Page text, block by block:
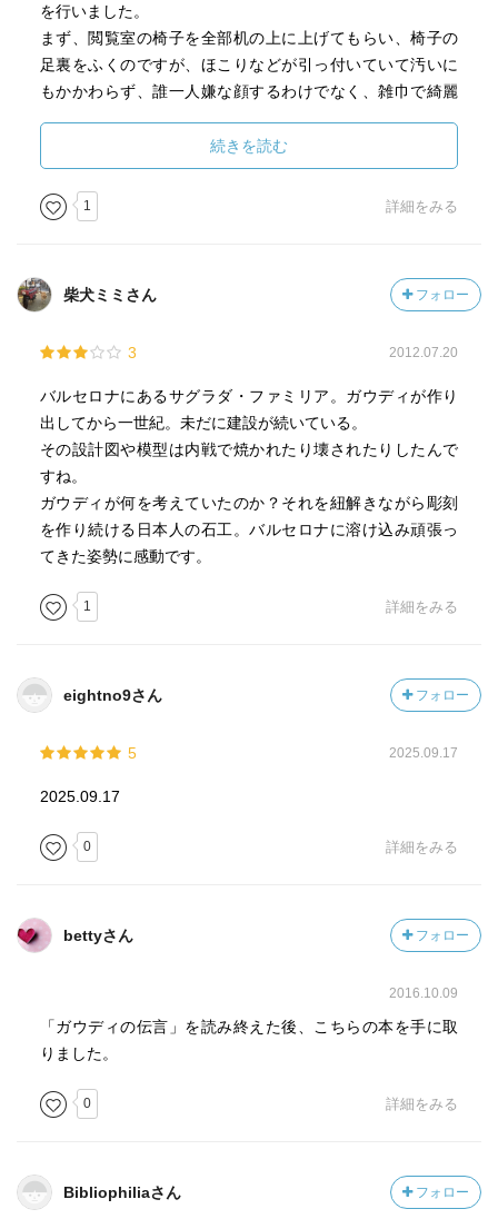
なるだろう。彼女もまた日本人だ。外尾の下で働きたい
と、バルセロナへ押し掛けてきた。「必ず、あとを引き継
ぐ者たちが現れ、壮麗に命を吹き込んでくれる」外尾もま
た、次世代に教会を託そうとしているのだ。それはなんて
を行いました。
まず、閲覧室の椅子を全部机の上に上げてもらい、椅子の
足裏をふくのですが、ほこりなどが引っ付いていて汚いに
もかかわらず、誰一人嫌な顔するわけでなく、雑巾で綺麗
きっと教室掃除の時にも先生のいうことを素直に聞いて、
丁寧に掃除しているのでしょう。先生のご指導のたまもの
なのでしょう。
ワックスがけも綺麗にしてくれて、あとゴミだし等もして
６人の生徒さんが来てくれて、図書室綺麗になりました。
ありがとうございました(*^_^*)
続きを読む
1 詳細をみる
柴犬ミミさん フォロー
3 2012.07.20
バルセロナにあるサグラダ・ファミリア。ガウディが作り
出してから一世紀。未だに建設が続いている。
その設計図や模型は内戦で焼かれたり壊されたりしたんで
すね。
ガウディが何を考えていたのか？それを紐解きながら彫刻
を作り続ける日本人の石工。バルセロナに溶け込み頑張っ
てきた姿勢に感動です。
1 詳細をみる
eightno9さん フォロー
5 2025.09.17
2025.09.17
0 詳細をみる
bettyさん フォロー
2016.10.09
「ガウディの伝言」を読み終えた後、こちらの本を手に取
りました。
0 詳細をみる
Bibliophiliaさん フォロー